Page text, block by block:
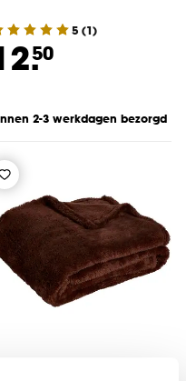
5 (1)
50
2-3 werkdagen bezorgd